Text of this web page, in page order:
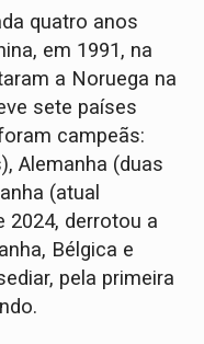
quatro anos
em 1991, na
a Noruega na
sete países
campeãs:
Alemanha (duas
(atual
2024, derrotou a
Bélgica e
pela primeira